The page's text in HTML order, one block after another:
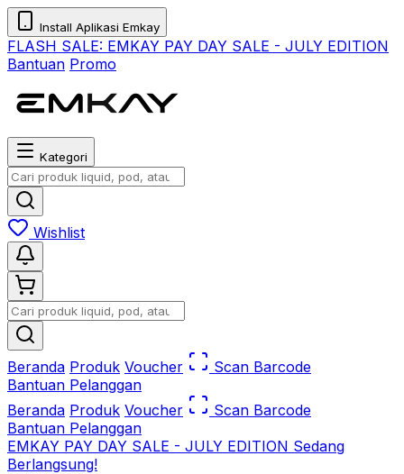
Install Aplikasi Emkay
FLASH SALE: EMKAY PAY DAY SALE - JULY EDITION
Bantuan Promo
Kategori
Wishlist
Beranda Produk Voucher
Scan Barcode
Bantuan Pelanggan
Beranda Produk Voucher
Scan Barcode
Bantuan Pelanggan
EMKAY PAY DAY SALE - JULY EDITION Sedang
Berlangsung!